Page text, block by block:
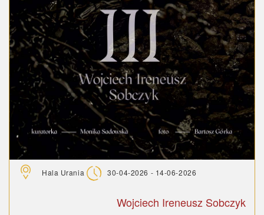
Hala Urania 30-04-2026 - 14-06-2026
Wojciech Ireneusz Sobczyk